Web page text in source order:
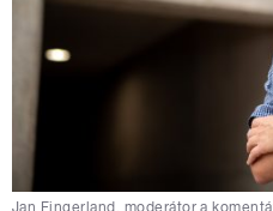
Jan Fingerland, moderátor a